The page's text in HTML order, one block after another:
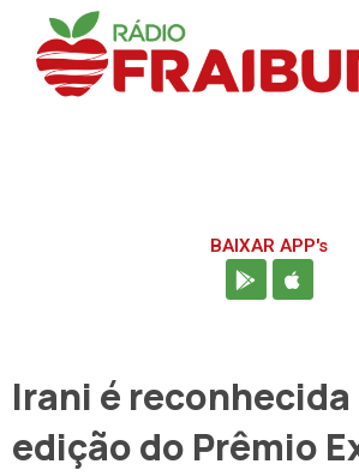
BAIXAR APP's
Irani é reconhecida
edição do Prêmio